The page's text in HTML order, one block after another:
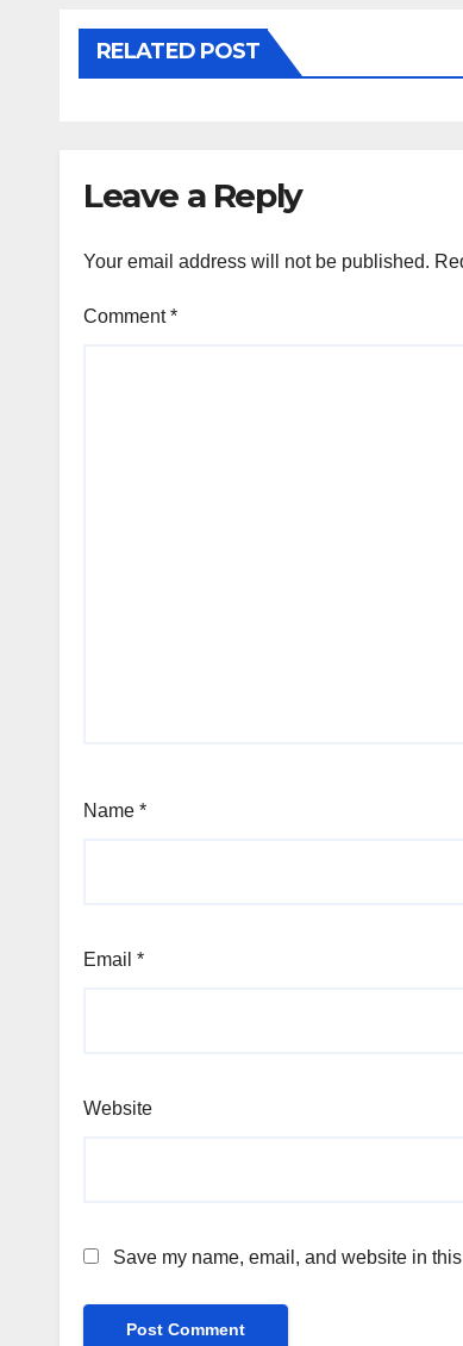
RELATED POST
Leave a Reply
Your email address will not be published.
Comment*
Name *
Email *
Website
Save my name, email, and website in